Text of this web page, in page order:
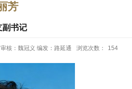
芳
副书记
审核：魏冠义 编发：路延通 浏览次数： 154